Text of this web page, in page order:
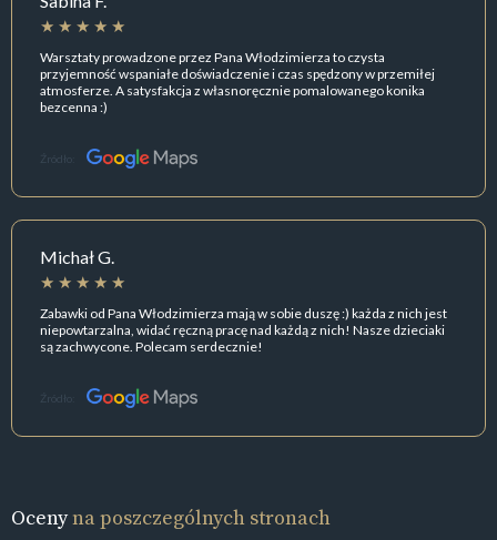
Warsztaty prowadzone przez Pana Włodzimierza to czysta
przyjemność wspaniałe doświadczenie i czas spędzony w przemiłej
atmosferze. A satysfakcja z własnoręcznie pomalowanego konika
bezcenna :)
Źródło:
Michał G.
Zabawki od Pana Włodzimierza mają w sobie duszę :) każda z nich jest
niepowtarzalna, widać ręczną pracę nad każdą z nich! Nasze dzieciaki
są zachwycone. Polecam serdecznie!
Źródło:
Ocenyna poszczególnych stronach